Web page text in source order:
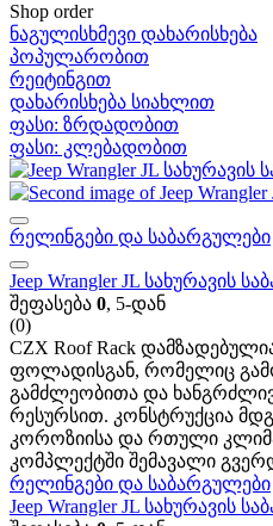
Shop order
ნაგულისხმევი დახარისხება
პოპულარობით
რეიტინგით
დახარისხება სიახლით
ფასი: ზრდადობით
ფასი: კლებადობით
რელინგები და საბარგულები
Jeep Wrangler JL სახურავის
შეფასება 0, 5-დან
(0)
CZX Roof Rack
ფოლადისგან, რომელიც
გამძლეობითა და
რესურსით. კონსტრუქცია
კოროზიისა და რთული
კომპლექტში შემავალი
რელინგები და საბარგულები
Jeep Wrangler JL სახურავის